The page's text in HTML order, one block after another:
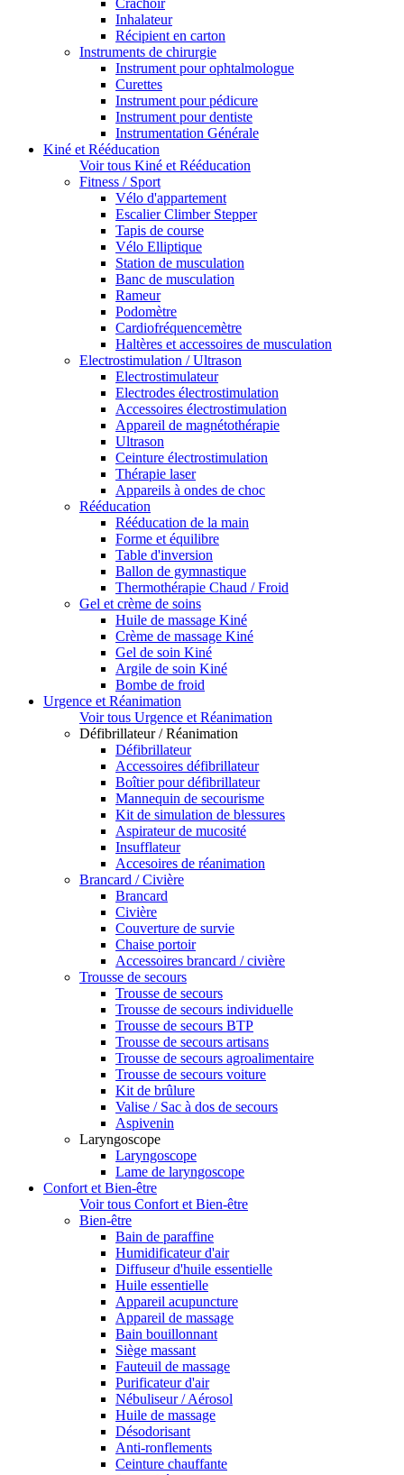
Crachoir
Inhalateur
Récipient en carton
Instruments de chirurgie
Instrument pour ophtalmologue
Curettes
Instrument pour pédicure
Instrument pour dentiste
Instrumentation Générale
Kiné et Rééducation
Voir tous Kiné et Rééducation
Fitness / Sport
Vélo d'appartement
Escalier Climber Stepper
Tapis de course
Vélo Elliptique
Station de musculation
Banc de musculation
Rameur
Podomètre
Cardiofréquencemètre
Haltères et accessoires de musculation
Electrostimulation / Ultrason
Electrostimulateur
Electrodes électrostimulation
Accessoires électrostimulation
Appareil de magnétothérapie
Ultrason
Ceinture électrostimulation
Thérapie laser
Appareils à ondes de choc
Rééducation
Rééducation de la main
Forme et équilibre
Table d'inversion
Ballon de gymnastique
Thermothérapie Chaud / Froid
Gel et crème de soins
Huile de massage Kiné
Crème de massage Kiné
Gel de soin Kiné
Argile de soin Kiné
Bombe de froid
Urgence et Réanimation
Voir tous Urgence et Réanimation
Défibrillateur / Réanimation
Défibrillateur
Accessoires défibrillateur
Boîtier pour défibrillateur
Mannequin de secourisme
Kit de simulation de blessures
Aspirateur de mucosité
Insufflateur
Accesoires de réanimation
Brancard / Civière
Brancard
Civière
Couverture de survie
Chaise portoir
Accessoires brancard / civière
Trousse de secours
Trousse de secours
Trousse de secours individuelle
Trousse de secours BTP
Trousse de secours artisans
Trousse de secours agroalimentaire
Trousse de secours voiture
Kit de brûlure
Valise / Sac à dos de secours
Aspivenin
Laryngoscope
Laryngoscope
Lame de laryngoscope
Confort et Bien-être
Voir tous Confort et Bien-être
Bien-être
Bain de paraffine
Humidificateur d'air
Diffuseur d'huile essentielle
Huile essentielle
Appareil acupuncture
Appareil de massage
Bain bouillonnant
Siège massant
Fauteuil de massage
Purificateur d'air
Nébuliseur / Aérosol
Huile de massage
Désodorisant
Anti-ronflements
Ceinture chauffante